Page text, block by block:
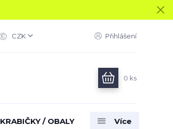
CZK Přihlášení
0 ks
KRABIČKY / OBALY Více